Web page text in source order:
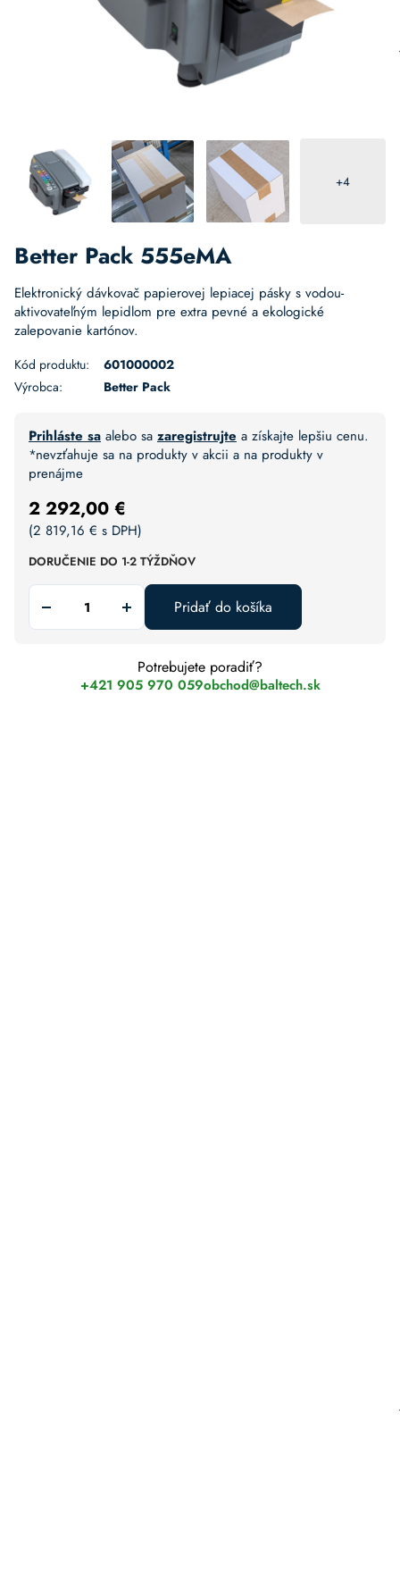
+4
Better Pack 555eMA
Elektronický dávkovač papierovej lepiacej pásky s vodou-
aktivovateľným lepidlom pre extra pevné a ekologické
zalepovanie kartónov.
Kód produktu:
601000002
Výrobca:
Better Pack
Prihláste sa alebo sa zaregistrujte a získajte lepšiu cenu.
*nevzťahuje sa na produkty v akcii a na produkty v
prenájme
2 292,00 €
(2 819,16 € s DPH)
DORUČENIE DO 1-2 TÝŽDŇOV
Pridať do košíka
Potrebujete poradiť?
+421 905 970 059obchod@baltech.sk